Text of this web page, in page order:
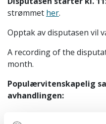
strømmet her.
Opptak av disputasen vil
A recording of the
month.
Populærvitenskapelig
avhandlingen: